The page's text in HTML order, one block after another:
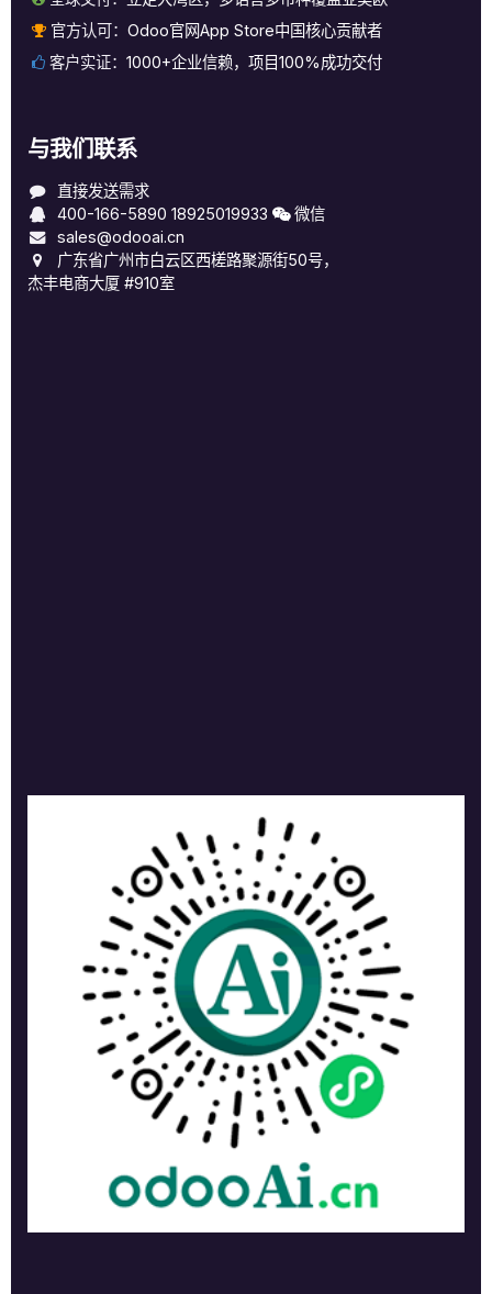
官方认可： Odoo官网App Store中国核心贡献者
客户实证： 1000+企业信赖，项目100%成功交付
与我们联系
直接发送需求
400-166-5890 18925019933
微信
sales@odooai.cn
广东省广州市白云区西槎路聚源街50号，
杰丰电商大厦 #910室